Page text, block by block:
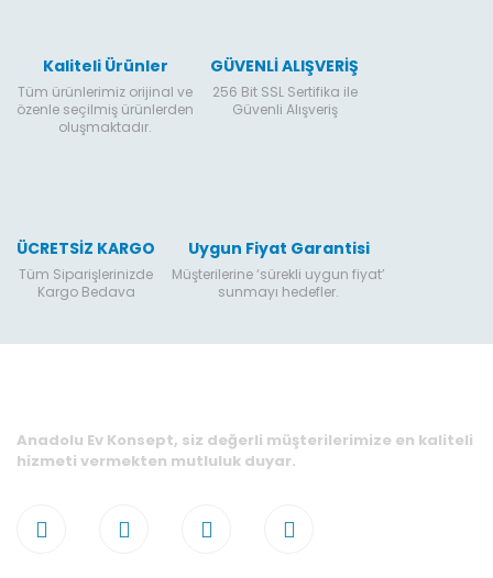
Kaliteli Ürünler
Tüm ürünlerimiz orijinal ve
özenle seçilmiş ürünlerden
oluşmaktadır.
GÜVENLİ ALIŞVERİŞ
256 Bit SSL Sertifika ile
Güvenli Alışveriş
ÜCRETSİZ KARGO
Tüm Siparişlerinizde
Kargo Bedava
Uygun Fiyat Garantisi
Müşterilerine ‘sürekli uygun fiyat’
sunmayı hedefler.
Anadolu Ev Konsept, siz değerli müşterilerimize en kaliteli
hizmeti vermekten mutluluk duyar.